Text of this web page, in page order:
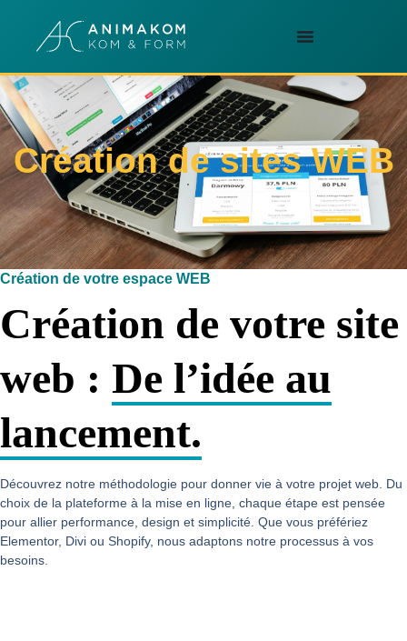
Création de sites WEB
Création de votre espace WEB
Création de votre site
web : De l’idée au
lancement.
Découvrez notre méthodologie pour donner vie à votre projet web. Du
choix de la plateforme à la mise en ligne, chaque étape est pensée
pour allier performance, design et simplicité. Que vous préfériez
Elementor, Divi ou Shopify, nous adaptons notre processus à vos
besoins.